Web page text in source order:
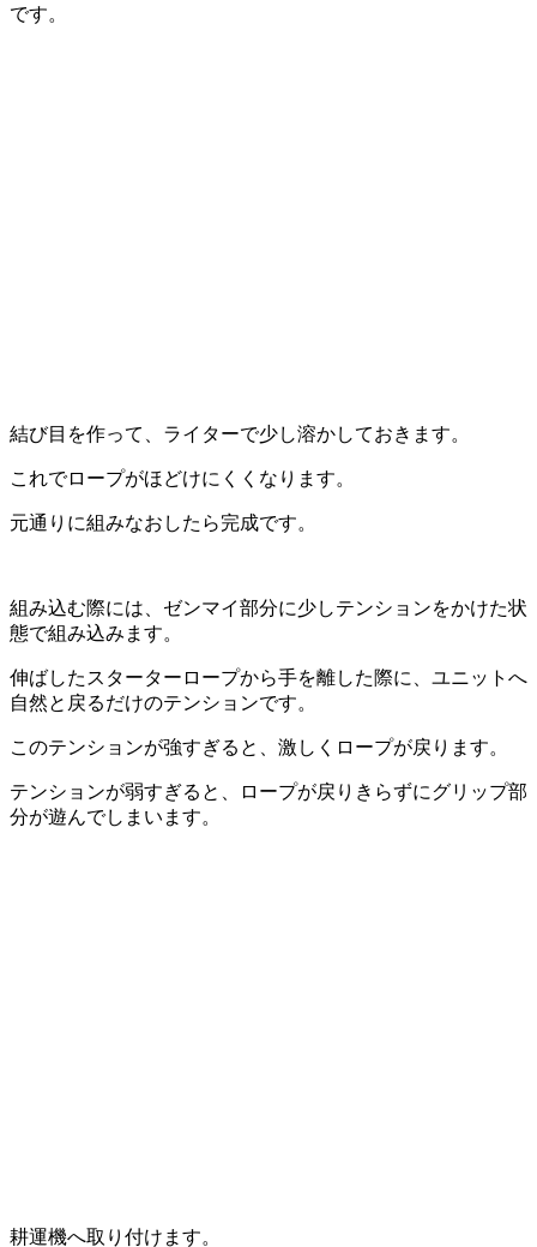
です。
結び目を作って、ライターで少し溶かしておきます。
これでロープがほどけにくくなります。
元通りに組みなおしたら完成です。
組み込む際には、ゼンマイ部分に少しテンションをかけた状
態で組み込みます。
伸ばしたスターターロープから手を離した際に、ユニットへ
自然と戻るだけのテンションです。
このテンションが強すぎると、激しくロープが戻ります。
テンションが弱すぎると、ロープが戻りきらずにグリップ部
分が遊んでしまいます。
耕運機へ取り付けます。